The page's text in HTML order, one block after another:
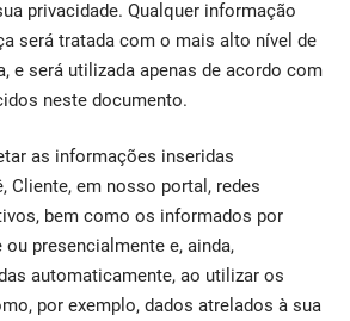
privacidade. Qualquer informação
será tratada com o mais alto nível de
e será utilizada apenas de acordo com
neste documento.
as informações inseridas
Cliente, em nosso portal, redes
bem como os informados por
presencialmente e, ainda,
automaticamente, ao utilizar os
por exemplo, dados atrelados à sua